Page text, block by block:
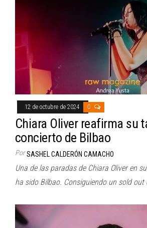
12 de octubre de 2024 0
Chiara Oliver reafirma su
concierto de Bilbao
Por SASHEL CALDERÓN CAMACHO
Una de las paradas de Chiara Oliver en
ha sido Bilbao. Consiguiendo un sold out